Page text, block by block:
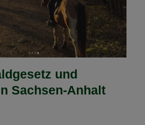
und
Sachsen-Anhalt